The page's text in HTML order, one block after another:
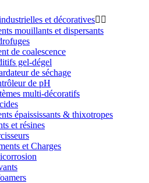
et décoratives 
mouillants et dispersants
de coalescence
gel-dégel
de séchage
de pH
multi-décoratifs
épaississants & thixotropes
et résines
et Charges